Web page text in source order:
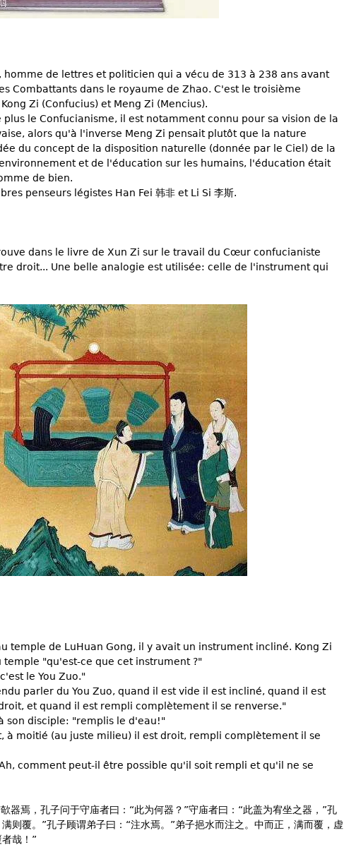
de lettres et politicien qui a vécu de 313 à 238 ans avant
Combattants dans le royaume de Zhao. C'est le troisième
Zi (Confucius) et Meng Zi (Mencius).
le Confucianisme, il est notamment connu pour sa vision de la
alors qu'à l'inverse Meng Zi pensait plutôt que la nature
du concept de la disposition naturelle (donnée par le Ciel) de la
et de l'éducation sur les humains, l'éducation était
de bien.
penseurs légistes Han Fei 韩非 et Li Si 李斯.
dans le livre de Xun Zi sur le travail du Cœur confucianiste
droit... Une belle analogie est utilisée: celle de l'instrument qui
temple de LuHuan Gong, il y avait un instrument incliné. Kong Zi
"qu'est-ce que cet instrument ?"
le You Zuo."
parler du You Zuo, quand il est vide il est incliné, quand il est
et quand il est rempli complètement il se renverse."
son disciple: "remplis le d'eau!"
à moitié (au juste milieu) il est droit, rempli complètement il se
comment peut-il être possible qu'il soit rempli et qu'il ne se
器焉，孔子问于守庙者曰：“此为何器？”守庙者曰：“此盖为宥坐之器，”孔
则覆。”孔子顾谓弟子曰：“注水焉。”弟子挹水而注之。中而正，满而覆，虚
哉！”